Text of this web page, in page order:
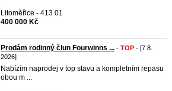
Litoměřice - 413 01
400 000 Kč
Prodám rodinný člun Fourwinns ... - TOP - [7.8.
2026]
Nabízím naprodej v top stavu a kompletním repasu
obou m ...